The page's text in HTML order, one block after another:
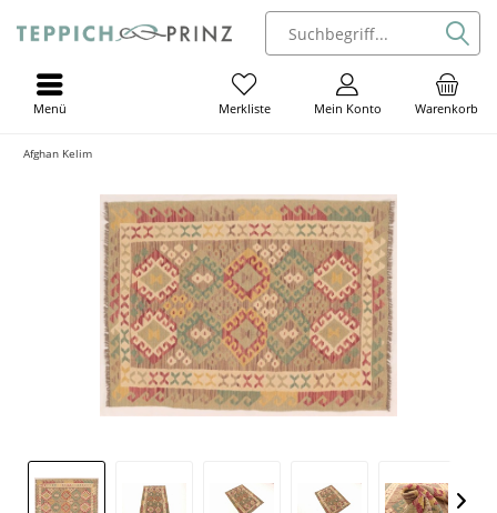
Warenkorb
Mein Konto
Merkliste
Menü
Afghan Kelim